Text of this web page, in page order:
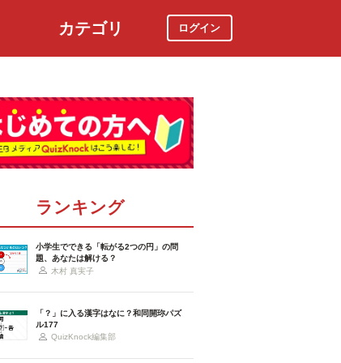
カテゴリ ログイン
ランキング
小学生でできる「転がる2つの円」の問
題、あなたは解ける？
木村 真実子
「？」に入る漢字はなに？和同開珎パズ
ル177
QuizKnock編集部